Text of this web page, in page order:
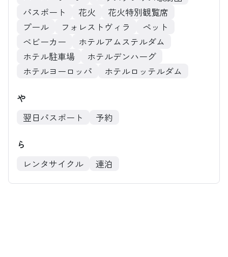
パスポート
花火
花火特別観覧席
プール
フォレストヴィラ
ペット
ベビーカー
ホテルアムステルダム
ホテル駐車場
ホテルデンハーグ
ホテルヨーロッパ
ホテルロッテルダム
や
翌日パスポート
予約
ら
レンタサイクル
連泊